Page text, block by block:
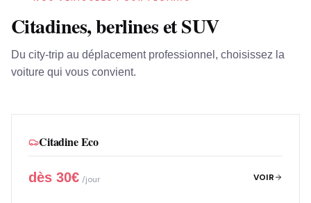
Citadines, berlines et SUV
Du city-trip au déplacement professionnel, choisissez la
voiture qui vous convient.
Citadine Eco
dès 30€ /jour VOIR